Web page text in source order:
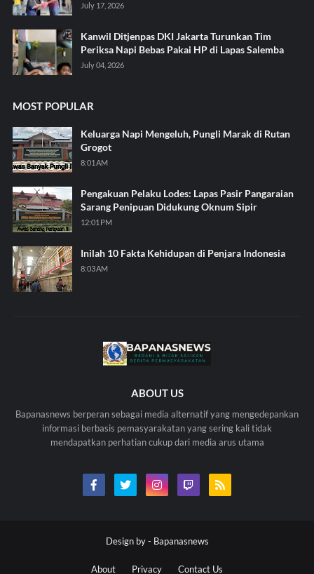
July 17, 2026
Kanwil Ditjenpas DKI Jakarta Turunkan Tim
Periksa Napi Bebas Pakai HP di Lapas Salemba
July 04, 2026
MOST POPULAR
Keluarga Napi Mengeluh, Pungli Marak di Rutan
Grogot
8:01 AM
Pengakuan Pelaku Lodes: Lapas Pasir Pangaraian
Sarang Penipuan Didukung Oknum Sipir
12:01 PM
Inilah 10 Fakta Kehidupan di Penjara Indonesia
8:03 AM
ABOUT US
Bapanasnews berperan sebagai media alternatif yang mengedepankan
informasi berbasis pemasyarakatan yang sering kali tidak
mendapatkan perhatian cukup dari media arus utama
Design by - Bapanasnews
About Privacy Contact Us